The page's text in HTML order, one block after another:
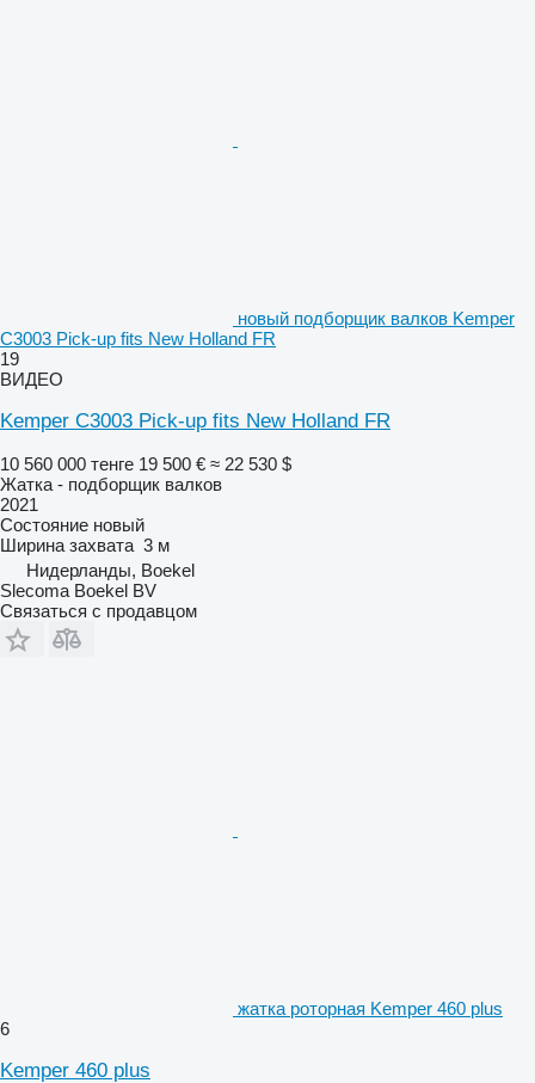
новый подборщик валков Kemper
C3003 Pick-up fits New Holland FR
19
ВИДЕО
Kemper C3003 Pick-up fits New Holland FR
10 560 000 тенге 19 500 € ≈ 22 530 $
Жатка - подборщик валков
2021
Состояние новый
Ширина захвата 3 м
Нидерланды, Boekel
Slecoma Boekel BV
Связаться с продавцом
жатка роторная Kemper 460 plus
6
Kemper 460 plus